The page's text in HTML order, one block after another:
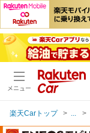
メニュー
楽天Carトップ